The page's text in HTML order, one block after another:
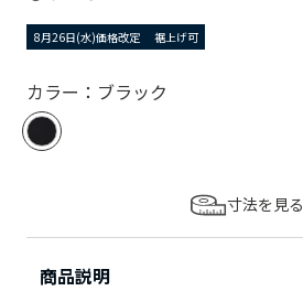
8月26日(水)価格改定 裾上げ可
カラー：ブラック
寸法を見る
商品説明